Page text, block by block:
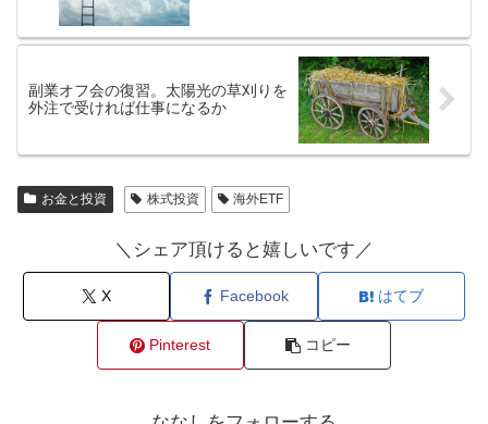
副業オフ会の復習。太陽光の草刈りを
外注で受ければ仕事になるか
お金と投資 株式投資 海外ETF
＼シェア頂けると嬉しいです／
X Facebook はてブ
Pinterest コピー